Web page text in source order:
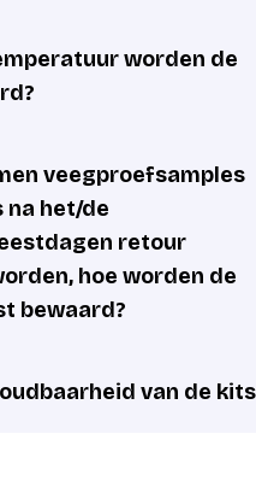
worden de
veegproefsamples
na het/de
retour
hoe worden de
bewaard?
van de